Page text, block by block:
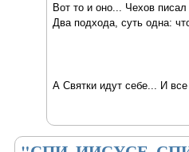
Вот то и оно... Чехов
Два подхода, суть одна:
А Святки идут себе... И